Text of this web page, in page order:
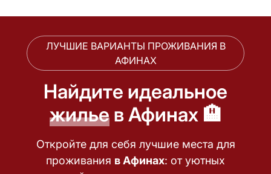
ЛУЧШИЕ ВАРИАНТЫ ПРОЖИВАНИЯ В
АФИНАХ
Найдите идеальное
жильев Афинах 🏨
Откройте для себя лучшие места для
проживания в Афинах: от уютных